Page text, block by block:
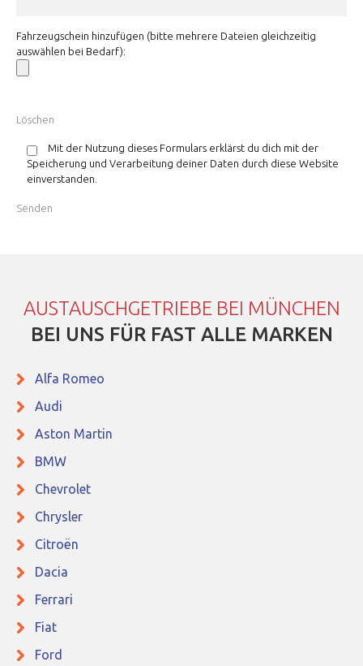
Fahrzeugschein hinzufügen (bitte mehrere Dateien gleichzeitig
auswählen bei Bedarf):
Mit der Nutzung dieses Formulars erklärst du dich mit der
Speicherung und Verarbeitung deiner Daten durch diese Website
einverstanden.
AUSTAUSCHGETRIEBE BEI MÜNCHEN
BEI UNS FÜR FAST ALLE MARKEN
Alfa Romeo
Audi
Aston Martin
BMW
Chevrolet
Chrysler
Citroën
Dacia
Ferrari
Fiat
Ford